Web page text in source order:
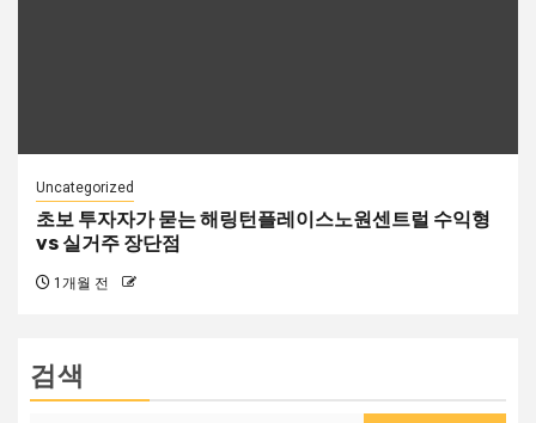
Uncategorized
초보 투자자가 묻는 해링턴플레이스노원센트럴 수익형
vs 실거주 장단점
1개월 전
검색